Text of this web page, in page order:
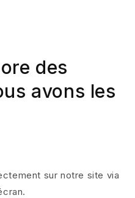
des
avons les
sur notre site via